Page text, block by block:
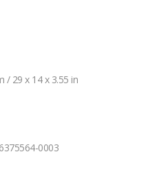
/ 29 x 14 x 3.55 in
0003